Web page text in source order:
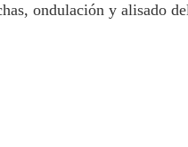
ondulación y alisado